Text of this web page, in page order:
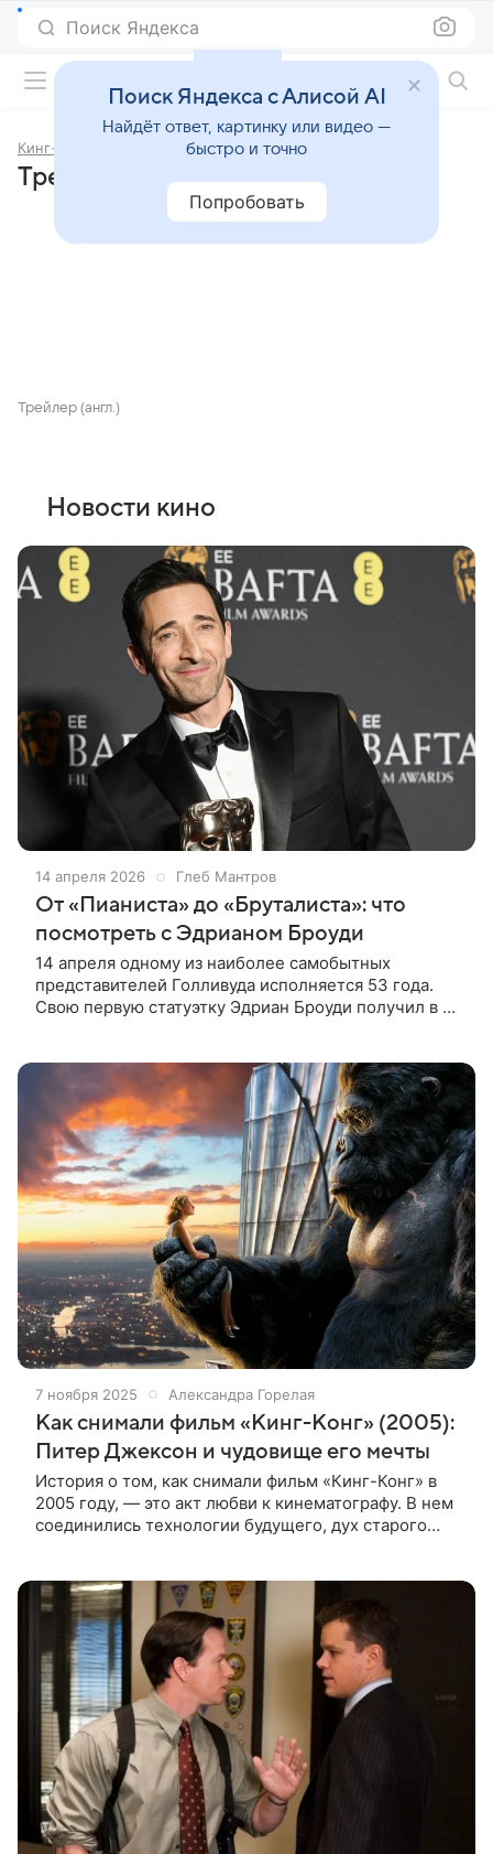
Поиск Яндекса
Кинг-Конг
Трейлеры фильма «Кинг-Конг»
Трейлер (англ.)
Новости кино
14 апреля 2026 Глеб Мантров
От «Пианиста» до «Бруталиста»: что
посмотреть с Эдрианом Броуди
14 апреля одному из наиболее самобытных
представителей Голливуда исполняется 53 года.
Свою первую статуэтку Эдриан Броуди получил в 29
7 ноября 2025 Александра Горелая
Как снимали фильм «Кинг-Конг» (2005):
Питер Джексон и чудовище его мечты
История о том, как снимали фильм «Кинг-Конг» в
2005 году, — это акт любви к кинематографу. В нем
соединились технологии будущего, дух старого
Поиск Яндекса с Алисой AI
Найдёт ответ, картинку или видео —
быстро и точно
Попробовать